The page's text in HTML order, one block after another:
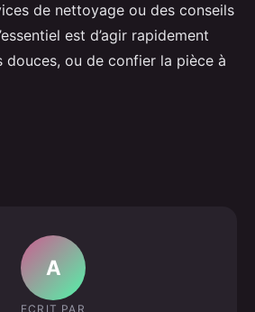
de nettoyage ou des conseils
est d’agir rapidement
douces, ou de confier la pièce à
A
ECRIT PAR